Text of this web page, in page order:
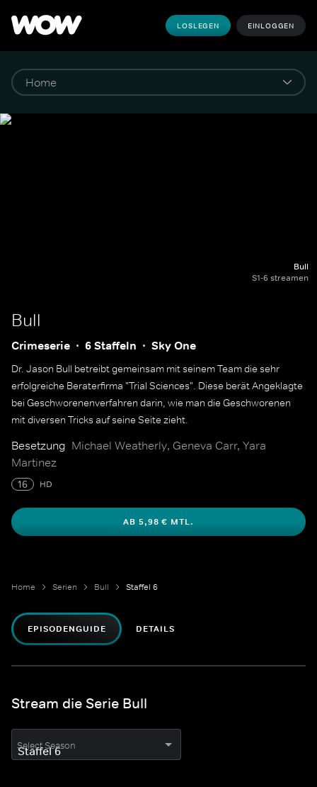
LOSLEGEN EINLOGGEN
Bull
S1-6 streamen
Bull
Crimeserie 6 Staffeln Sky One
Dr. Jason Bull betreibt gemeinsam mit seinem Team die sehr
erfolgreiche Beraterfirma "Trial Sciences". Diese berät Angeklagte
bei Geschworenenverfahren darin, wie man die Geschworenen
mit diversen Tricks auf seine Seite zieht.
Besetzung Michael Weatherly, Geneva Carr, Yara
Martinez
16 HD
AB 5,98 € MTL.
Home Serien Bull Staffel 6
EPISODENGUIDE DETAILS
Stream die Serie Bull
Select Season